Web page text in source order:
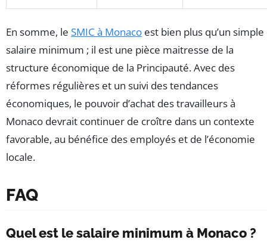
En somme, le SMIC à Monaco est bien plus qu’un simple
salaire minimum ; il est une pièce maitresse de la
structure économique de la Principauté. Avec des
réformes régulières et un suivi des tendances
économiques, le pouvoir d’achat des travailleurs à
Monaco devrait continuer de croître dans un contexte
favorable, au bénéfice des employés et de l’économie
locale.
FAQ
Quel est le salaire minimum à Monaco ?